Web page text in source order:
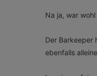
Na ja, war
Der Barkeeper
ebenfalls